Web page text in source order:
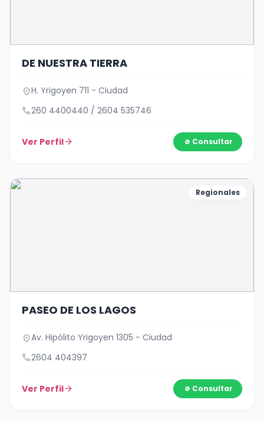
DE NUESTRA TIERRA
location_onH. Yrigoyen 711 - Ciudad
call260 4400440 / 2604 535746
Ver Perfilarrow_forward Consultar
Regionales
PASEO DE LOS LAGOS
location_onAv. Hipólito Yrigoyen 1305 - Ciudad
call2604 404397
Ver Perfilarrow_forward Consultar